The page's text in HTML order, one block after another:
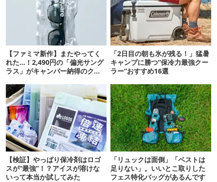
【ファミマ新作】またやってく
れた…！2,490円の「偏光サング
ラス」がキャンパー納得のクオ
「2日目の朝も氷が残る！」猛暑
キャンプに勝つ“保冷力最強クー
ラー”おすすめ16選
【検証】やっぱり保冷剤はロゴ
スが“最強”！？アイスが溶けな
いって本当か試してみた
「リュックは面倒」「ベストは
足りない」。いいとこ取りした
フェス特化バッグがあるんです